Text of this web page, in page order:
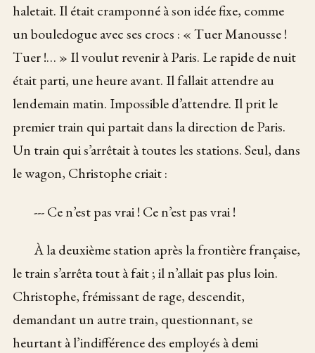
haletait. Il était cramponné à son idée fixe, comme
un bouledogue avec ses crocs : « Tuer Manousse !
Tuer !… » Il voulut revenir à Paris. Le rapide de nuit
était parti, une heure avant. Il fallait attendre au
lendemain matin. Impossible d’attendre. Il prit le
premier train qui partait dans la direction de Paris.
Un train qui s’arrêtait à toutes les stations. Seul, dans
le wagon, Christophe criait :
--- Ce n’est pas vrai ! Ce n’est pas vrai !
À la deuxième station après la frontière française,
le train s’arrêta tout à fait ; il n’allait pas plus loin.
Christophe, frémissant de rage, descendit,
demandant un autre train, questionnant, se
heurtant à l’indifférence des employés à demi